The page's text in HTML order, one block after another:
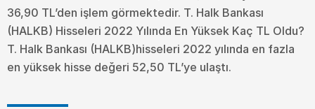
36,90 TL’den işlem görmektedir. T. Halk Bankası
(HALKB) Hisseleri 2022 Yılında En Yüksek Kaç TL Oldu?
T. Halk Bankası (HALKB)hisseleri 2022 yılında en fazla
en yüksek hisse değeri 52,50 TL’ye ulaştı.